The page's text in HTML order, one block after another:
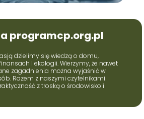
programcp.org.pl
dzielimy się wiedzą o domu,
i ekologii. Wierzymy, że nawet
zagadnienia można wyjaśnić w
Razem z naszymi czytelnikami
z troską o środowisko i